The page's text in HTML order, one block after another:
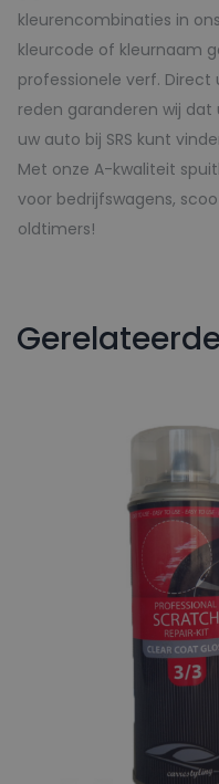
kleurencombinaties in
kleurcode of kleurnaam
professionele verf.
reden garanderen wij
uw auto bij SRS kunt
Met onze A-kwaliteit
voor bedrijfswagens,
oldtimers!